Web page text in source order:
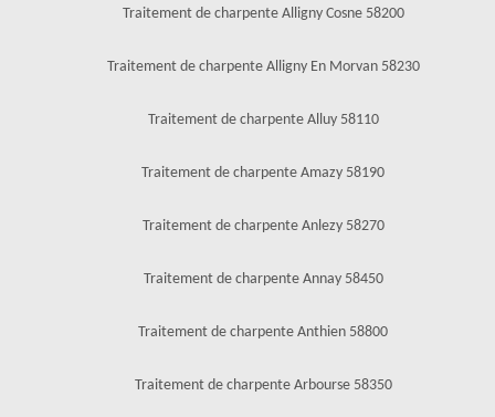
Traitement de charpente Alligny Cosne 58200
Traitement de charpente Alligny En Morvan 58230
Traitement de charpente Alluy 58110
Traitement de charpente Amazy 58190
Traitement de charpente Anlezy 58270
Traitement de charpente Annay 58450
Traitement de charpente Anthien 58800
Traitement de charpente Arbourse 58350